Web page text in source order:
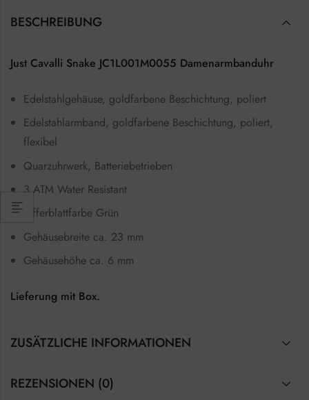
BESCHREIBUNG
Just Cavalli Snake JC1L001M0055 Damenarmbanduhr
Edelstahlgehäuse, goldfarbene Beschichtung, poliert
Edelstahlarmband, goldfarbene Beschichtung, poliert,
flexibel
Quarzuhrwerk, Batteriebetrieben
3 ATM Water Resistant
Zifferblattfarbe Grün
Gehäusebreite ca. 23 mm
Gehäusehöhe ca. 6 mm
Lieferung mit Box.
ZUSÄTZLICHE INFORMATIONEN
REZENSIONEN (0)